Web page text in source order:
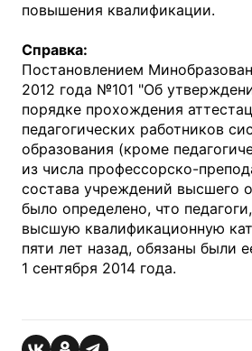
повышения квалификации.
Справка:
Постановлением
2012 года №101 "Об
порядке прохождения
педагогических работников
образования (кроме
из числа профессорско-
состава учреждений высшего
было определено, что
высшую квалификационную
пяти лет назад, обязаны были
1 сентября 2014 года.